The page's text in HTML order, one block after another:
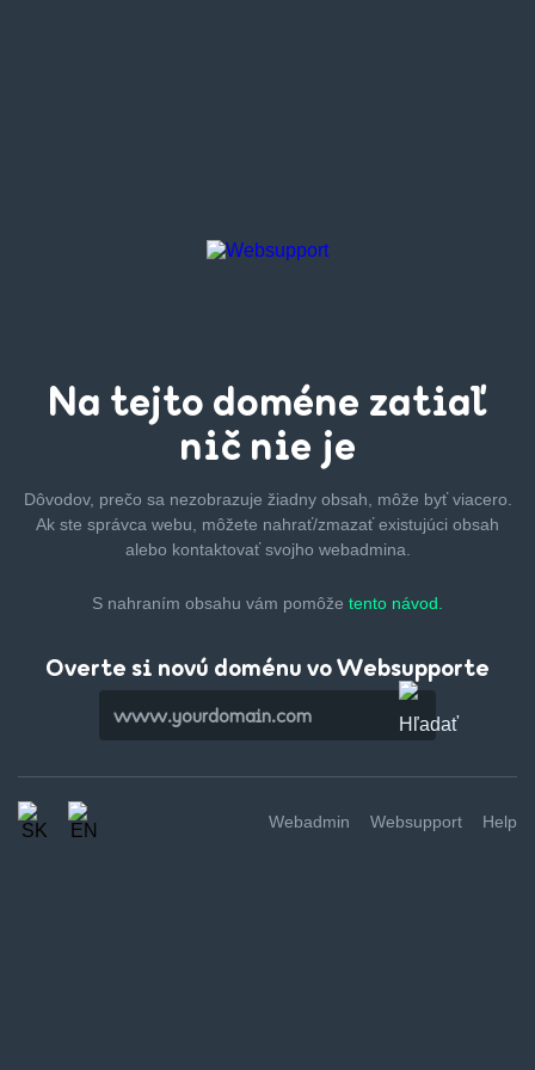
Na tejto doméne zatiaľ
nič nie je
Dôvodov, prečo sa nezobrazuje žiadny obsah, môže byťviacero.
Ak ste správca webu, môžete nahrať/zmazaťexistujúci obsah
alebo kontaktovať svojho webadmina.
S nahraním obsahu vám pomôže tento návod.
Overte si novú doménu vo Websupporte
Webadmin Websupport Help